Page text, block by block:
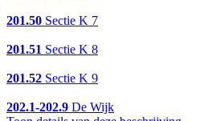
201.50 Sectie K 7
201.51 Sectie K 8
201.52 Sectie K 9
202.1-202.9 De Wijk